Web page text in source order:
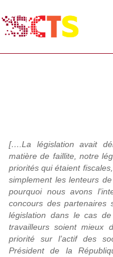
[….La législation avait
matière de faillite, notre
priorités qui étaient
simplement les lenteurs
pourquoi nous avons
concours des partenaires
législation dans le cas
travailleurs soient mieux
priorité sur l’actif des
Président de la